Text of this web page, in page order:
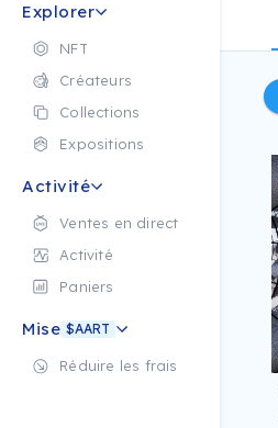
Explorer
NFT
Créateurs
Collections
Expositions
Activité
Ventes en direct
Activité
Paniers
Mise $AART
Réduire les frais